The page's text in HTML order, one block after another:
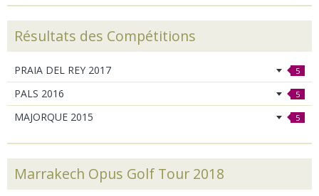
Résultats des Compétitions
PRAIA DEL REY 2017 5
PALS 2016 5
MAJORQUE 2015 5
Marrakech Opus Golf Tour 2018